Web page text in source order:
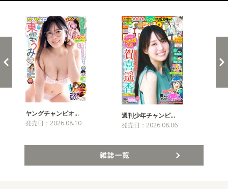
ヤングチャンピオ…
発売日：2026.08.10
週刊少年チャンピ…
発売日：2026.08.06